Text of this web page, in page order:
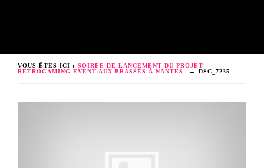
VOUS ÊTES ICI : SOIRÉE DE LANCEMENT DU PROJET
RETROGAMING EVENT AUX BRASSÉS À NANTES
→ DSC_7235